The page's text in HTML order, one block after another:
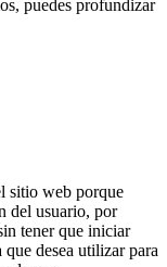
puedes profundizar
sitio web porque
del usuario, por
tener que iniciar
desea utilizar para